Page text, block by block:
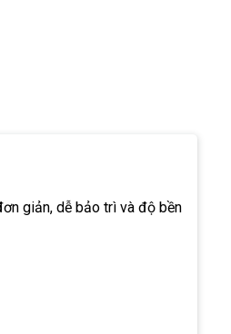
giản, dễ bảo trì và độ bền